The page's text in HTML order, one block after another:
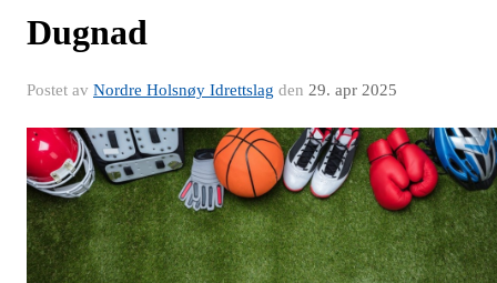
Dugnad
Postet av Nordre Holsnøy Idrettslag den 29. apr 2025